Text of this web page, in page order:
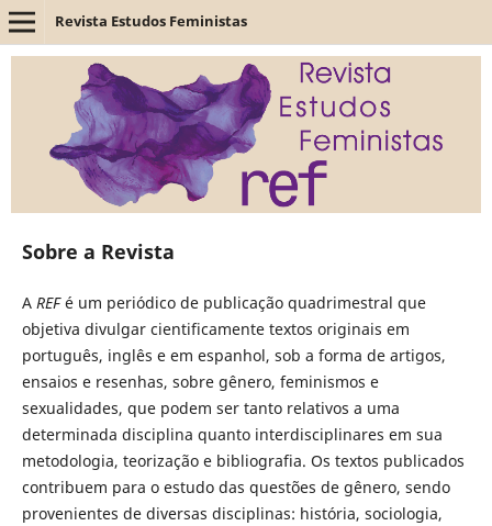
Revista Estudos Feministas
Sobre a Revista
A REFé um periódico de publicação quadrimestral que
objetiva divulgar cientificamente textos originais em
português, inglês e em espanhol, sob a forma de artigos,
ensaios e resenhas, sobre gênero, feminismos e
sexualidades, que podem ser tanto relativos a uma
determinada disciplina quanto interdisciplinares em sua
metodologia, teorização e bibliografia. Os textos publicados
contribuem para o estudo das questões de gênero, sendo
provenientes de diversas disciplinas: história, sociologia,